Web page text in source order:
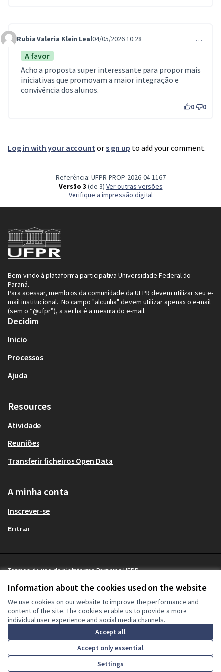
Information about the cookies used on the website
We use cookies on our website to improve the performance and
content of the site. The cookies enable us to provide a more
individual user experience and social media channels.
Accept all
Accept only essential
Settings
Comment 1458
Rubia Valeria Klein Leal04/05/2026 10:28 …
A favor
Acho a proposta super interessante para propor mais
iniciativas que promovam a maior integração e
convivência dos alunos.
0 0
Log in with your account orsign up to add your comment.
Referência: UFPR-PROP-2026-04-1167
Versão 3 (de 3) ver outras versões
Verifique a impressão digital
Bem-vindo à plataforma participativa Universidade Federal do
Paraná.
Para acessar, membros da comunidade da UFPR devem utilizar seu e-
mail institucional. No campo "alcunha" devem utilizar apenas o e-mail
(sem o “@ufpr”), a senha é a mesma do e-mail.
Decidim
Inicio
Processos
Ajuda
Resources
Atividade
Reuniões
Transferir ficheiros Open Data
A minha conta
Inscrever-se
Entrar
Termos de uso da plataforma Participa UFPR
Cookie settings
Site criado com
(Hiperligação externa)
Licença